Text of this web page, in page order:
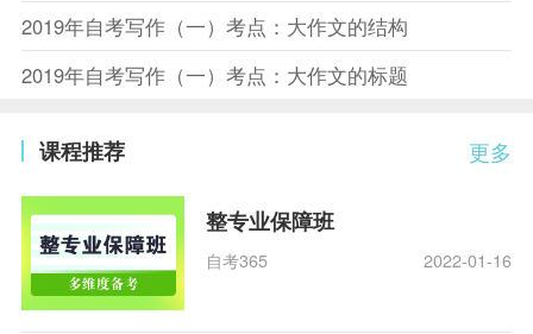
2019年自考写作（一）考点：大作文的结构
2019年自考写作（一）考点：大作文的标题
更多
课程推荐
整专业保障班
自考365 2022-01-16